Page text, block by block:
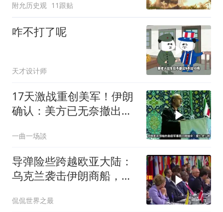
附允历史观 11跟贴
咋不打了呢
天才设计师
17天激战重创美军！伊朗
确认：美方已无奈撤出两
一曲一场談
导弹险些跨越欧亚大陆：
乌克兰袭击伊朗商船，差
雷”
侃侃世界之最